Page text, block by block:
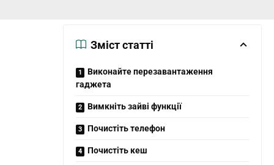
Зміст статті
Виконайте перезавантаження
гаджета
Вимкніть зайві функції
Почистіть телефон
Почистіть кеш